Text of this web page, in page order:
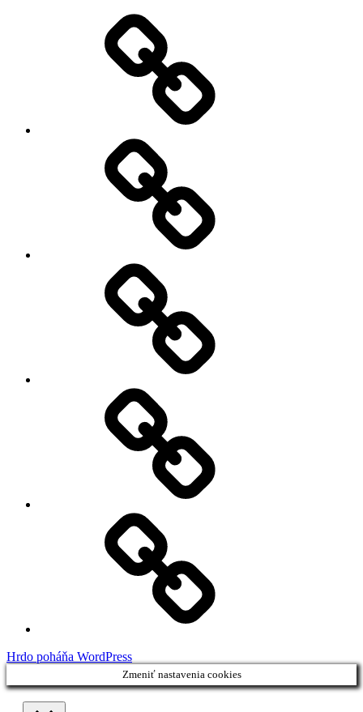
Hrdo poháňa WordPress
Zmeniť nastavenia cookies